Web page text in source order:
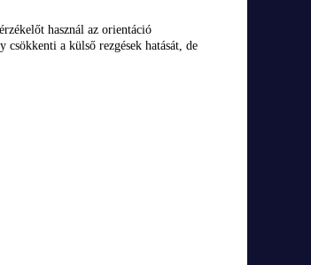
használ az orientáció
a külső rezgések hatását, de